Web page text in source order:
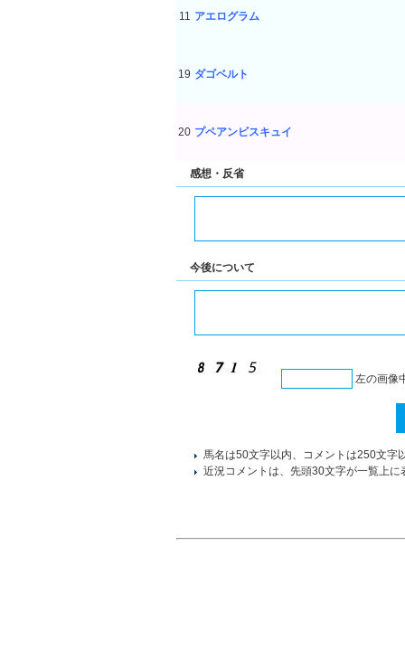
11 アエログラム
19 ダゴベルト
20 プペアンビスキュイ
感想・反省
今後について
左の画像
馬名は50文字以内、コメントは250文字
近況コメントは、先頭30文字が一覧上に